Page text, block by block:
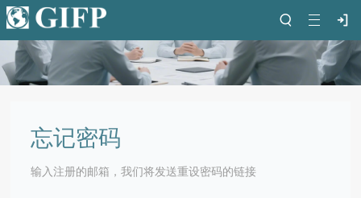
忘记密码
输入注册的邮箱，我们将发送重设密码的链接